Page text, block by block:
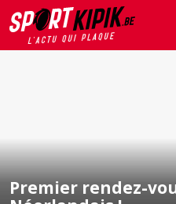
Premier rendez-